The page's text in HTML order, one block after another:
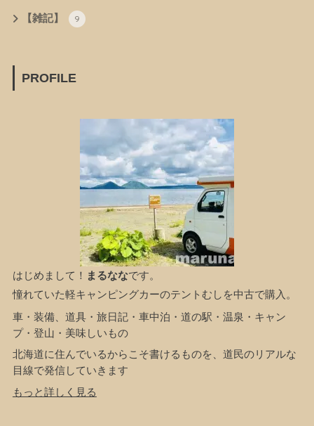
【雑記】 9
PROFILE
はじめまして！ まるななです。
憧れていた軽キャンピングカーのテントむしを中古で購入。
車・装備、道具・旅日記・車中泊・道の駅・温泉・キャン
プ・登山・美味しいもの
北海道に住んでいるからこそ書けるものを、道民のリアルな
目線で発信していきます
もっと詳しく見る